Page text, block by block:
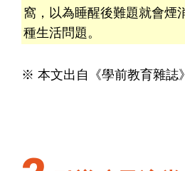
窩，以為睡醒後難題就會煙
種生活問題。
※ 本文出自《學前教育雜誌》